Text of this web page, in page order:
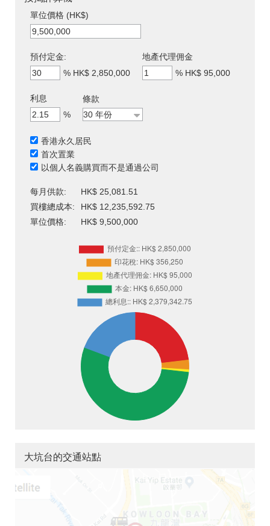
單位價格 (HK$)
預付定金:
% HK$ 2,850,000
地產代理佣金
% HK$ 95,000
利息
%
條款
香港永久居民
首次置業
以個人名義購買而不是通過公司
每月供款:
HK$ 25,081.51
買樓總成本:
HK$ 12,235,592.75
單位價格:
HK$ 9,500,000
大坑台的交通站點